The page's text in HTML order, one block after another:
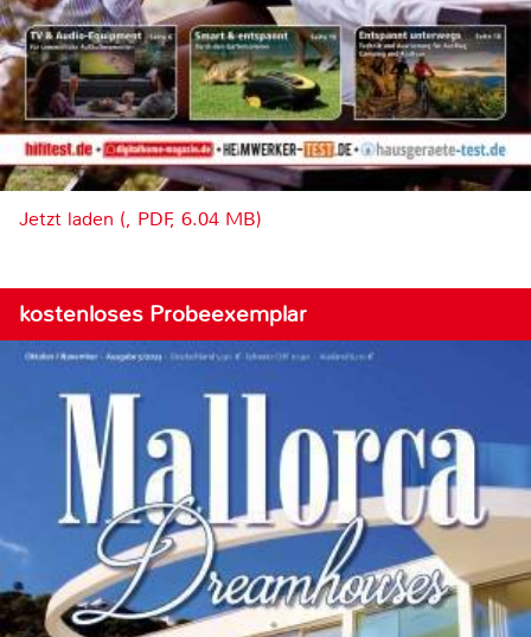
Jetzt laden (, PDF, 6.04 MB)
kostenloses Probeexemplar